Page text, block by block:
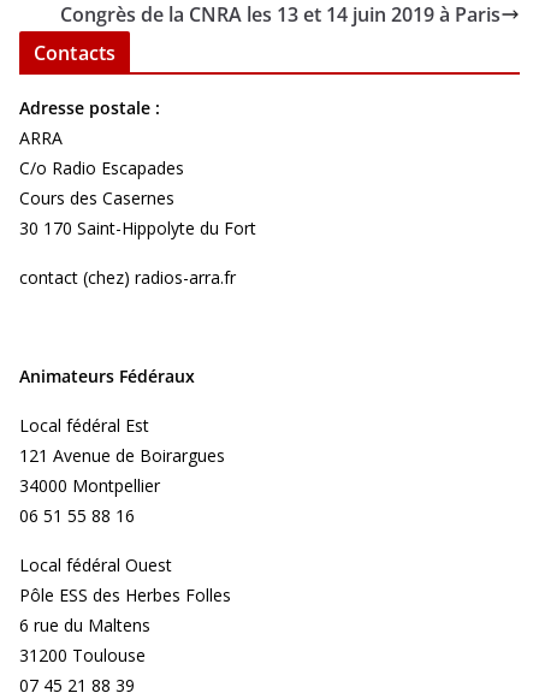
Congrès de la CNRA les 13 et 14 juin 2019 à Paris
Contacts
Adresse postale :
ARRA
C/o Radio Escapades
Cours des Casernes
30 170 Saint-Hippolyte du Fort
contact (chez) radios-arra.fr
Animateurs Fédéraux
Local fédéral Est
121 Avenue de Boirargues
34000 Montpellier
06 51 55 88 16
Local fédéral Ouest
Pôle ESS des Herbes Folles
6 rue du Maltens
31200 Toulouse
07 45 21 88 39